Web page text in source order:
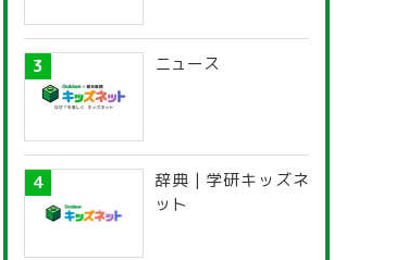
ニュース
辞典 | 学研キッズネ
ット